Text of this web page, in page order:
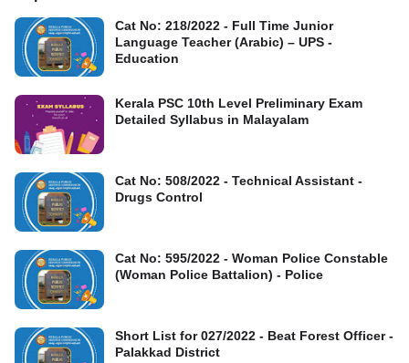
Cat No: 218/2022 - Full Time Junior
Language Teacher (Arabic) – UPS -
Education
Kerala PSC 10th Level Preliminary Exam
Detailed Syllabus in Malayalam
Cat No: 508/2022 - Technical Assistant -
Drugs Control
Cat No: 595/2022 - Woman Police Constable
(Woman Police Battalion) - Police
Short List for 027/2022 - Beat Forest Officer -
Palakkad District